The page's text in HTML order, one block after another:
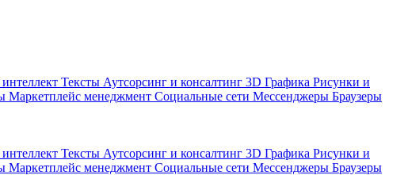
Тексты Аутсорсинг и консалтинг 3D Графика Рисунки и
Маркетплейс менеджмент Социальные сети Мессенджеры Браузеры
Тексты Аутсорсинг и консалтинг 3D Графика Рисунки и
Маркетплейс менеджмент Социальные сети Мессенджеры Браузеры